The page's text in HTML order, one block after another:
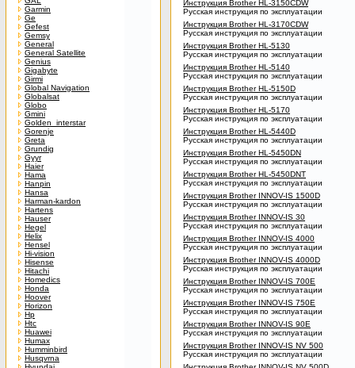
Garmin
Ge
Gefest
Gemsy
General
General Satellite
Genius
Gigabyte
Girmi
Global Navigation
Globalsat
Globo
Gmini
Golden_interstar
Gorenje
Greta
Grundig
Gyyr
Haier
Hama
Hanpin
Hansa
Harman-kardon
Hartens
Hauser
Hegel
Helix
Hensel
Hi-vision
Hisense
Hitachi
Homedics
Honda
Hoover
Horizon
Hp
Htc
Huawei
Humax
Humminbird
Husqvrna
Инструкция Brother HL-3150CDW
Русская инструкция по эксплуатации
Инструкция Brother HL-3170CDW
Русская инструкция по эксплуатации
Инструкция Brother HL-5130
Русская инструкция по эксплуатации
Инструкция Brother HL-5140
Русская инструкция по эксплуатации
Инструкция Brother HL-5150D
Русская инструкция по эксплуатации
Инструкция Brother HL-5170
Русская инструкция по эксплуатации
Инструкция Brother HL-5440D
Русская инструкция по эксплуатации
Инструкция Brother HL-5450DN
Русская инструкция по эксплуатации
Инструкция Brother HL-5450DNT
Русская инструкция по эксплуатации
Инструкция Brother INNOV-IS 1500D
Русская инструкция по эксплуатации
Инструкция Brother INNOV-IS 30
Русская инструкция по эксплуатации
Инструкция Brother INNOV-IS 4000
Русская инструкция по эксплуатации
Инструкция Brother INNOV-IS 4000D
Русская инструкция по эксплуатации
Инструкция Brother INNOV-IS 700E
Русская инструкция по эксплуатации
Инструкция Brother INNOV-IS 750E
Русская инструкция по эксплуатации
Инструкция Brother INNOV-IS 90E
Русская инструкция по эксплуатации
Инструкция Brother INNOV-IS NV 500
Русская инструкция по эксплуатации